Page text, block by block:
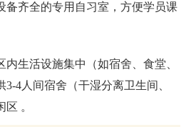
备齐全的专用自习室‌，方便学员课
内生活设施集中（如宿舍、食堂、
4人间宿舍‌（干湿分离卫生间、
。‌‌